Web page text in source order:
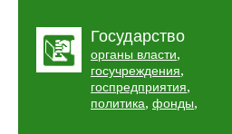
Государство
органы власти,
госучреждения,
госпредприятия,
политика, фонды,